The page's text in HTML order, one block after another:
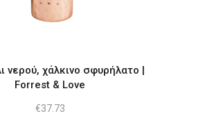
νερού, χάλκινο σφυρήλατο |
Forrest & Love
€37.73